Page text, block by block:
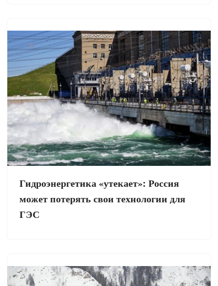
Гидроэнергетика «утекает»: Россия
может потерять свои технологии для
ГЭС